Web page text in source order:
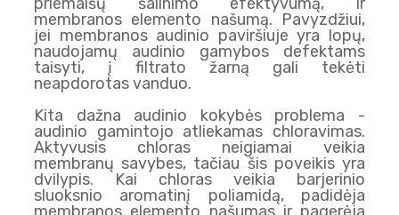
membranos elemento našumą. Pavyzdžiui,
jei membranos audinio paviršiuje yra lopų,
naudojamų audinio gamybos defektams
taisyti, į filtrato žarną gali tekėti
neapdorotas vanduo.
Kita dažna audinio kokybės problema -
audinio gamintojo atliekamas chloravimas.
Aktyvusis chloras neigiamai veikia
membranų savybes, tačiau šis poveikis yra
dvilypis. Kai chloras veikia barjerinio
sluoksnio aromatinį poliamidą, padidėja